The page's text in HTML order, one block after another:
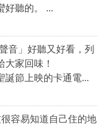
好聽的。 ...
音」好聽又好看，列
大家回味！
誕節上映的卡通電...
容易知道自己住的地